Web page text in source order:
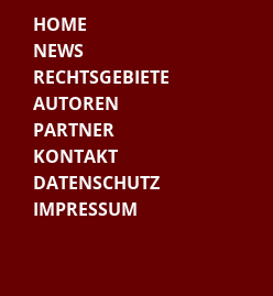
HOME
NEWS
RECHTSGEBIETE
AUTOREN
PARTNER
KONTAKT
DATENSCHUTZ
IMPRESSUM